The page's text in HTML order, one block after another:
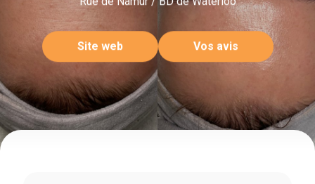
Site web Vos avis